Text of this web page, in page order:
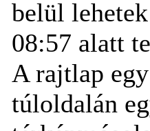
belül
08:57 alatt
A rajtlap
túloldalán